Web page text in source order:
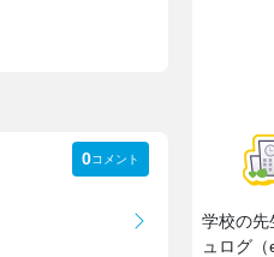
0コメント
学校の先
ュログ